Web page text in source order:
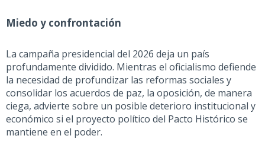
Miedo y confrontación
La campaña presidencial del 2026 deja un país
profundamente dividido. Mientras el oficialismo defiende
la necesidad de profundizar las reformas sociales y
consolidar los acuerdos de paz, la oposición, de manera
ciega, advierte sobre un posible deterioro institucional y
económico si el proyecto político del Pacto Histórico se
mantiene en el poder.